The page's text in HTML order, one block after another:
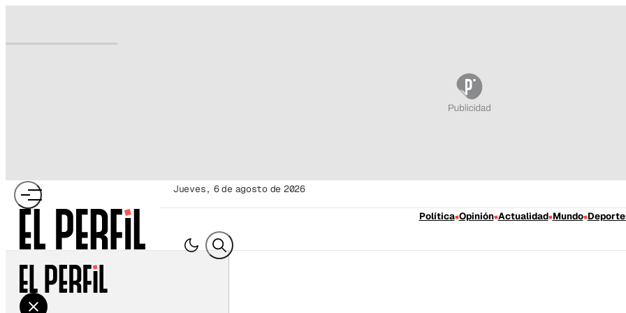
jueves, 6 de agosto de 2026
Política Opinión Actualidad Mundo